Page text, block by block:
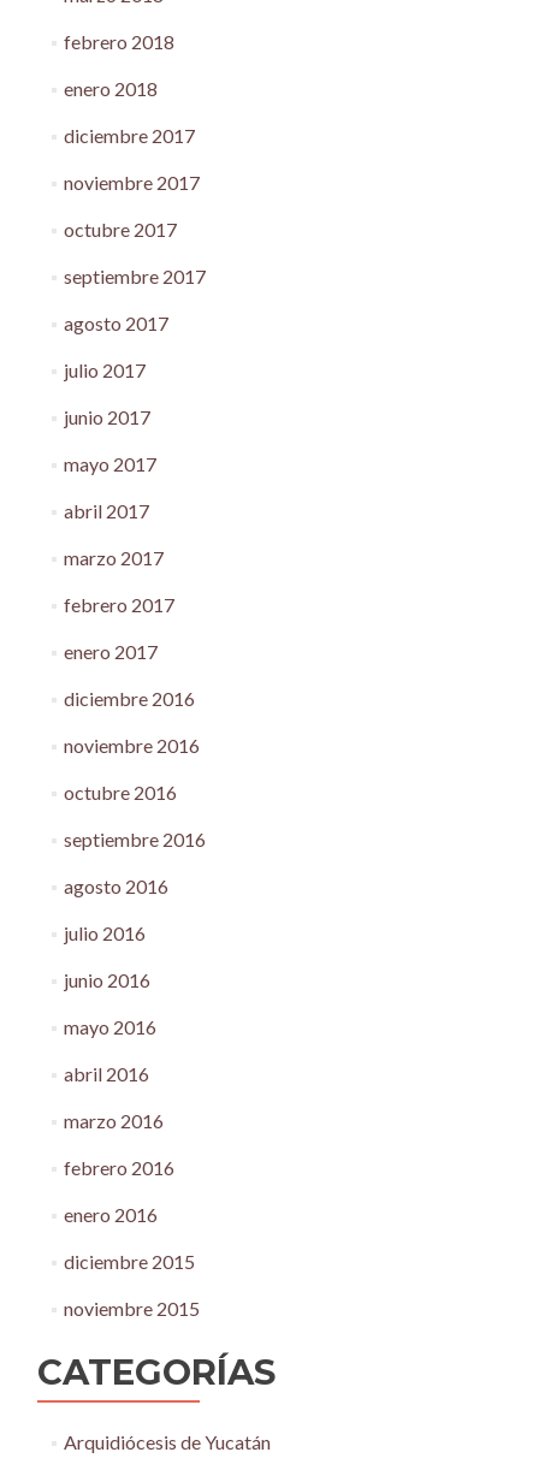
febrero 2018
enero 2018
diciembre 2017
noviembre 2017
octubre 2017
septiembre 2017
agosto 2017
julio 2017
junio 2017
mayo 2017
abril 2017
marzo 2017
febrero 2017
enero 2017
diciembre 2016
noviembre 2016
octubre 2016
septiembre 2016
agosto 2016
julio 2016
junio 2016
mayo 2016
abril 2016
marzo 2016
febrero 2016
enero 2016
diciembre 2015
noviembre 2015
CATEGORÍAS
Arquidiócesis de Yucatán